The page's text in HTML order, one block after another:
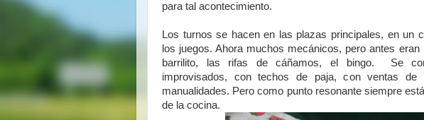
para tal acontecimiento.
Los turnos se hacen en las plazas principales, en un
los juegos. Ahora muchos mecánicos, pero antes
barrilito, las rifas de cáñamos, el bingo. Se
improvisados, con techos de paja, con ventas de
manualidades. Pero como punto resonante siempre
de la cocina.